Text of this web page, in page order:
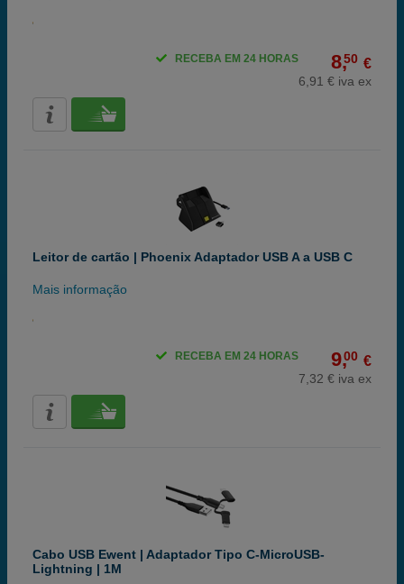
8,50 €
6,91 € iva ex
RECEBA EM 24 HORAS
Leitor de cartão | Phoenix Adaptador USB A a USB C
Mais informação
9,00 €
7,32 € iva ex
RECEBA EM 24 HORAS
Cabo USB Ewent | Adaptador Tipo C-MicroUSB-
Lightning | 1M